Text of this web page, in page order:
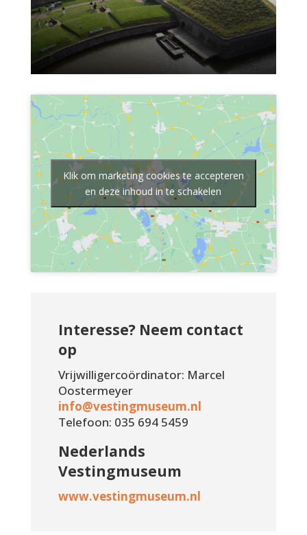
Klik om marketing cookies te accepteren
en deze inhoud in te schakelen
Interesse? Neem contact
op
Vrijwilligercoördinator: Marcel
Oostermeyer
info@vestingmuseum.nl
Telefoon: 035 694 5459
Nederlands
Vestingmuseum
www.vestingmuseum.nl